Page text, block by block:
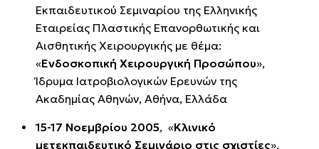
Εκπαιδευτικού Σεμιναρίου της Ελληνικής
Εταιρείας Πλαστικής Επανορθωτικής και
Αισθητικής Χειρουργικής με θέμα:
«Ενδοσκοπική Χειρουργική Προσώπου»,
Ίδρυμα Ιατροβιολογικών Ερευνών της
Ακαδημίας Αθηνών, Αθήνα, Ελλάδα
15-17 Νοεμβρίου 2005, «Κλινικό
μετεκπαιδευτικό Σεμινάριο στις σχιστίες»,